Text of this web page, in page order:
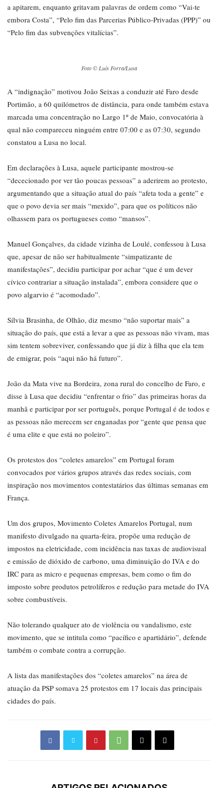
a apitarem, enquanto gritavam palavras de ordem como “Vai-te
embora Costa”, “Pelo fim das Parcerias Público-Privadas (PPP)” ou
“Pelo fim das subvenções vitalícias”.
Foto © Luís Forra/Lusa
A “indignação” motivou João Seixas a conduzir até Faro desde
Portimão, a 60 quilómetros de distância, para onde também estava
marcada uma concentração no Largo 1º de Maio, convocatória à
qual não compareceu ninguém entre 07:00 e as 07:30, segundo
constatou a Lusa no local.
Em declarações à Lusa, aquele participante mostrou-se
“dececionado por ver tão poucas pessoas” a aderirem ao protesto,
argumentando que a situação atual do país “afeta toda a gente” e
que o povo devia ser mais “mexido”, para que os políticos não
olhassem para os portugueses como “mansos”.
Manuel Gonçalves, da cidade vizinha de Loulé, confessou à Lusa
que, apesar de não ser habitualmente “simpatizante de
manifestações”, decidiu participar por achar “que é um dever
cívico contrariar a situação instalada”, embora considere que o
povo algarvio é “acomodado”.
Sílvia Brasinha, de Olhão, diz mesmo “não suportar mais” a
situação do país, que está a levar a que as pessoas não vivam, mas
sim tentem sobreviver, confessando que já diz à filha que ela tem
de emigrar, pois “aqui não há futuro”.
João da Mata vive na Bordeira, zona rural do concelho de Faro, e
disse à Lusa que decidiu “enfrentar o frio” das primeiras horas da
manhã e participar por ser português, porque Portugal é de todos e
as pessoas não merecem ser enganadas por “gente que pensa que
é uma elite e que está no poleiro”.
Os protestos dos “coletes amarelos” em Portugal foram
convocados por vários grupos através das redes sociais, com
inspiração nos movimentos contestatários das últimas semanas em
França.
Um dos grupos, Movimento Coletes Amarelos Portugal, num
manifesto divulgado na quarta-feira, propõe uma redução de
impostos na eletricidade, com incidência nas taxas de audiovisual
e emissão de dióxido de carbono, uma diminuição do IVA e do
IRC para as micro e pequenas empresas, bem como o fim do
imposto sobre produtos petrolíferos e redução para metade do IVA
sobre combustíveis.
Não tolerando qualquer ato de violência ou vandalismo, este
movimento, que se intitula como “pacífico e apartidário”, defende
também o combate contra a corrupção.
A lista das manifestações dos “coletes amarelos” na área de
atuação da PSP somava 25 protestos em 17 locais das principais
cidades do país.